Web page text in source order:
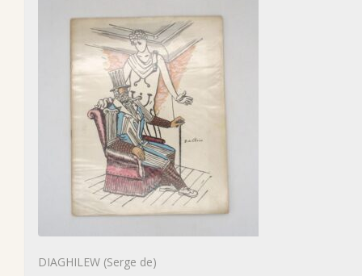
DIAGHILEW (Serge de)